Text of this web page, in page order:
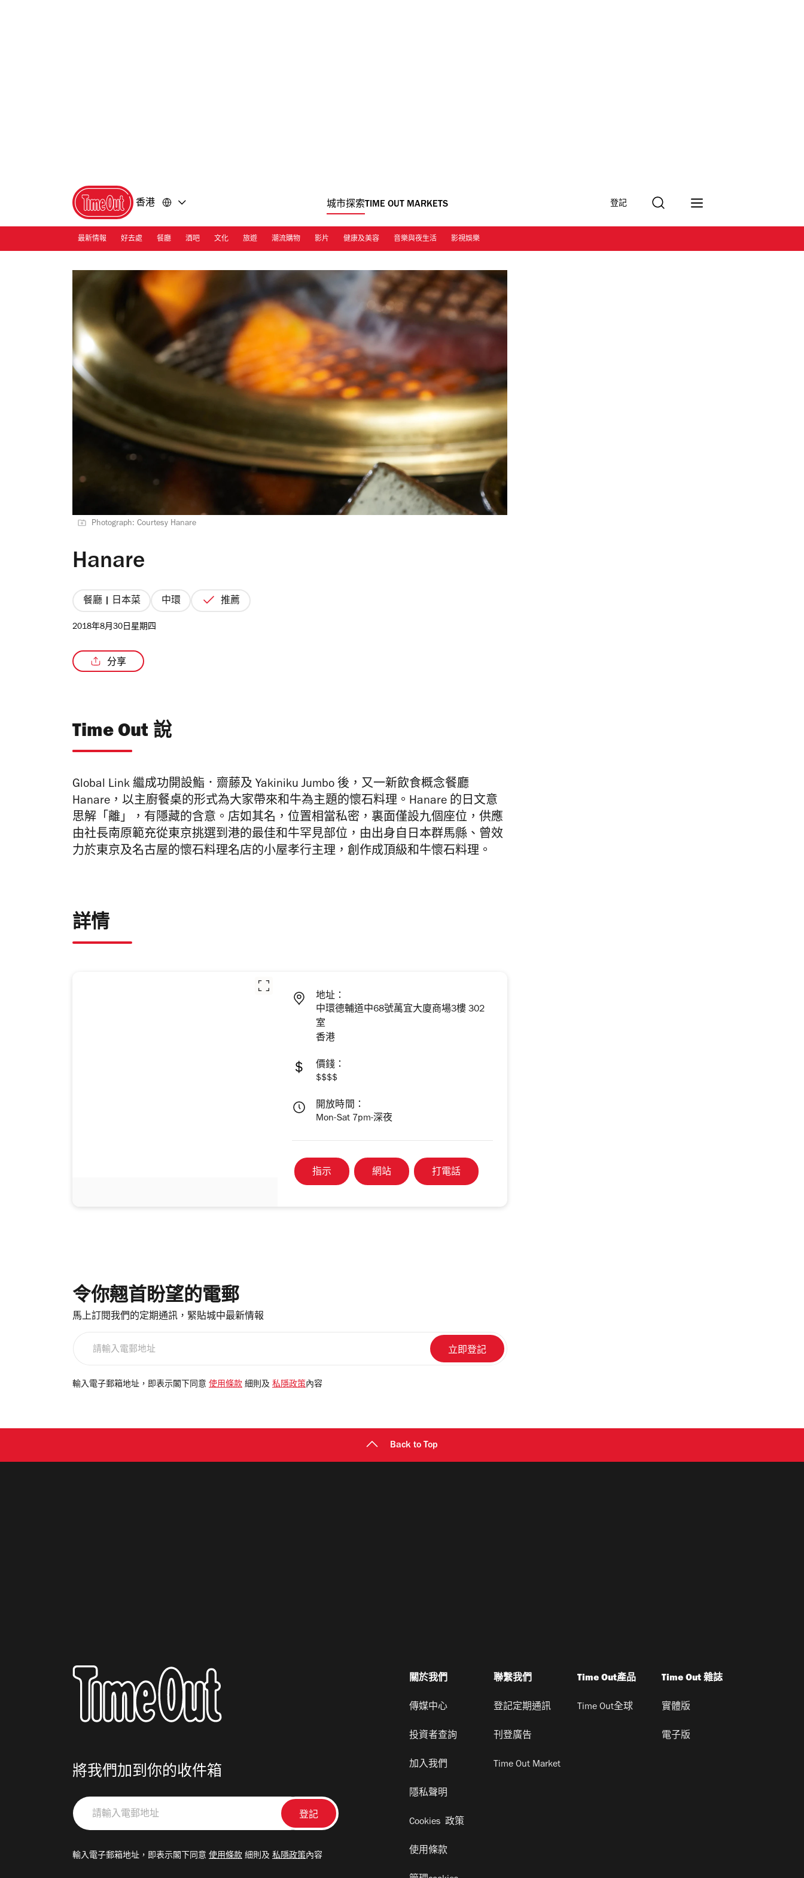
香港 城市探索TIME OUT MARKETS 登記
最新情報 好去處 餐廳 酒吧 文化 旅遊 潮流購物 影片 健康及美容 音樂與夜生活 影視娛樂
Photograph: Courtesy Hanare
Hanare
餐廳 | 日本菜 中環 推薦
2018年8月30日星期四
分享
Time Out 說
Global Link 繼成功開設鮨．齋藤及 Yakiniku Jumbo 後，又一新飲食概念餐廳
Hanare，以主廚餐桌的形式為大家帶來和牛為主題的懷石料理。Hanare 的日文意
思解「離」，有隱藏的含意。店如其名，位置相當私密，裏面僅設九個座位，供應
由社長南原範充從東京挑選到港的最佳和牛罕見部位，由出身自日本群馬縣、曾效
力於東京及名古屋的懷石料理名店的小屋孝行主理，創作成頂級和牛懷石料理。
詳情
地址：
中環德輔道中68號萬宜大廈商場3樓 302
室
香港
價錢：
$$$$
開放時間：
Mon-Sat 7pm-深夜
指示 網站 打電話
令你翹首盼望的電郵
馬上訂閱我們的定期通訊，緊貼城中最新情報
電
輸入電子郵箱地址，即表示閣下同意 使用條款 細則及 私隱政策 內容
Back to Top
將我們加到你的收件箱
請
輸
郵
輸入電子郵箱地址，即表示閣下同意 使用條款 細則及 私隱政策內容
關於我們
傳媒中心
投資者查詢
加入我們
隱私聲明
Cookies 政策
使用條款
聯繫我們
登記定期通訊
刊登廣告
Time Out Market
Time Out產品
Time Out全球
Time Out 雜誌
實體版
電子版